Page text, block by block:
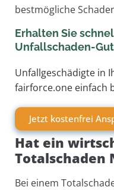
bestmögliche
Erhalten Sie
Unfallschaden-
Unfallgeschädigte in
fairforce.one einfach
Jetzt kostenfrei
Hat ein
Totalschaden
Bei einem